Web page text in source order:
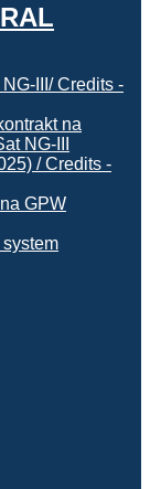
na
NG-III
GPW
system